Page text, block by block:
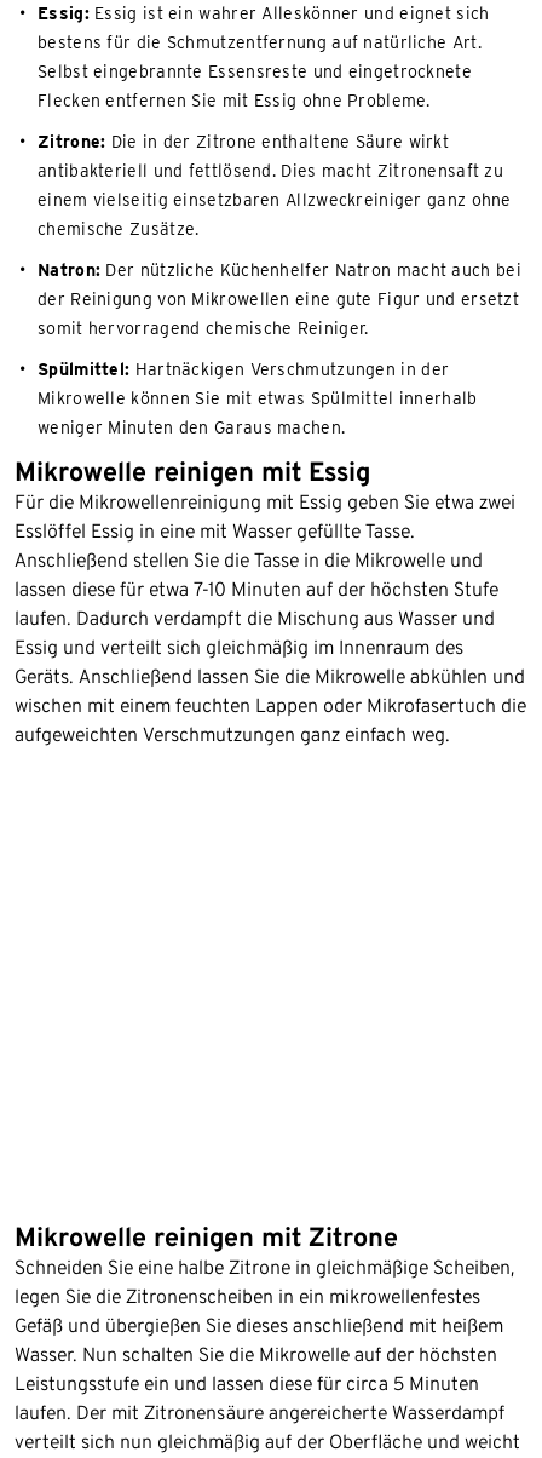
Essig:Essig ist ein wahrer Alleskönner und eignet sich
bestens für die Schmutzentfernung auf natürliche Art.
Selbst eingebrannte Essensreste und eingetrocknete
Flecken entfernen Sie mit Essig ohne Probleme.
Zitrone: Die in der Zitrone enthaltene Säure wirkt
antibakteriell und fettlösend. Dies macht Zitronensaft zu
einem vielseitig einsetzbaren Allzweckreiniger ganz ohne
chemische Zusätze.
Natron: Der nützliche Küchenhelfer Natron macht auch bei
der Reinigung von Mikrowellen eine gute Figur und ersetzt
somit hervorragend chemische Reiniger.
Spülmittel: Hartnäckigen Verschmutzungen in der
Mikrowelle können Sie mit etwas Spülmittel innerhalb
weniger Minuten den Garaus machen.
Mikrowelle reinigen mit Essig
Für die Mikrowellenreinigung mit Essig geben Sie etwa zwei
Esslöffel Essig in eine mit Wasser gefüllte Tasse.
Anschließend stellen Sie die Tasse in die Mikrowelle und
lassen diese für etwa 7-10 Minuten auf der höchsten Stufe
laufen. Dadurch verdampft die Mischung aus Wasser und
Essig und verteilt sich gleichmäßig im Innenraum des
Geräts. Anschließend lassen Sie die Mikrowelle abkühlen und
wischen mit einem feuchten Lappen oder Mikrofasertuch die
aufgeweichten Verschmutzungen ganz einfach weg.
Mikrowelle reinigen mit Zitrone
Schneiden Sie eine halbe Zitrone in gleichmäßige Scheiben,
legen Sie die Zitronenscheiben in ein mikrowellenfestes
Gefäß und übergießen Sie dieses anschließend mit heißem
Wasser. Nun schalten Sie die Mikrowelle auf der höchsten
Leistungsstufe ein und lassen diese für circa 5 Minuten
laufen. Der mit Zitronensäure angereicherte Wasserdampf
verteilt sich nun gleichmäßig auf der Oberfläche und weicht